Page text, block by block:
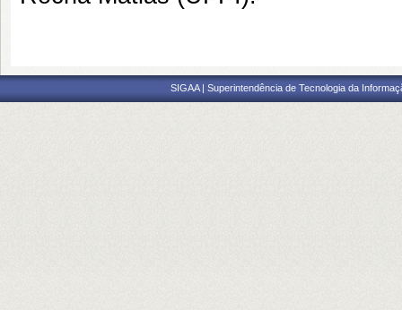
SIGAA | Superintendência de Tecnologia da